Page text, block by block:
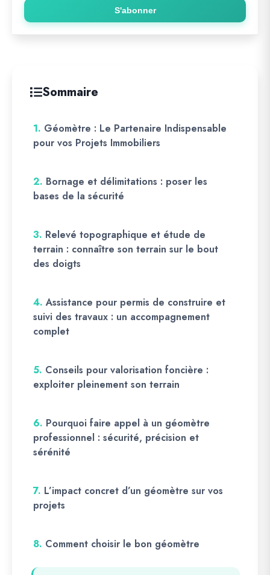
S'abonner
Sommaire
1. Géomètre : Le Partenaire Indispensable
pour vos Projets Immobiliers
2. Bornage et délimitations : poser les
bases de la sécurité
3. Relevé topographique et étude de
terrain : connaître son terrain sur le bout
des doigts
4. Assistance pour permis de construire et
suivi des travaux : un accompagnement
complet
5. Conseils pour valorisation foncière :
exploiter pleinement son terrain
6. Pourquoi faire appel à un géomètre
professionnel : sécurité, précision et
sérénité
7. L’impact concret d’un géomètre sur vos
projets
8. Comment choisir le bon géomètre